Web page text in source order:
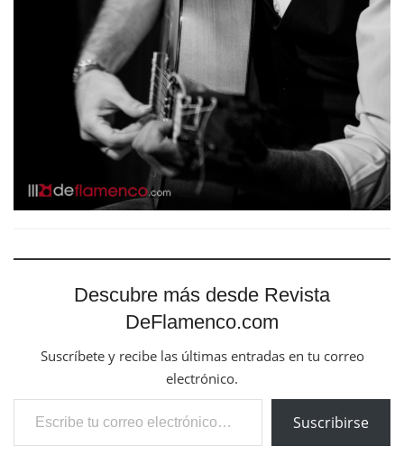
Descubre más desde Revista
DeFlamenco.com
Suscríbete y recibe las últimas entradas en tu correo
electrónico.
Escribe tu correo electrónico…
Suscribirse